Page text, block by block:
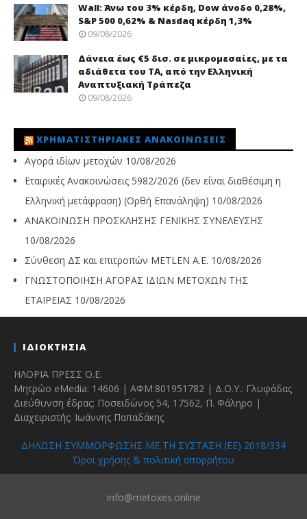
Wall: Άνω του 3% κέρδη, Dow άνοδο 0,28%,
S&P 500 0,62% & Nasdaq κέρδη 1,3%
09/08/2026
Δάνεια έως €5 δισ. σε μικρομεσαίες, με τα
αδιάθετα του ΤΑ, από την Ελληνική
Αναπτυξιακή Τράπεζα
09/08/2026
ΧΡΗΜΑΤΙΣΤΗΡΙΑΚΈΣ ΑΝΑΚΟΙΝΏΣΕΙΣ
Αγορά ιδίων μετοχών 10/08/2026
Εταιρικές Ανακοινώσεις 5982/2026 (δεν είναι διαθέσιμη η
Ελληνική μετάφραση) (Ορθή Επανάληψη) 10/08/2026
ΑΝΑΚΟΙΝΩΣΗ ΠΡΟΣΚΛΗΣΗΣ ΓΕΝΙΚΗΣ ΣΥΝΕΛΕΥΣΗΣ
10/08/2026
Σύνθεση ΔΣ και επιτροπών METLEN A.E. 10/08/2026
ΓΝΩΣΤΟΠΟΙΗΣΗ ΑΓΟΡΑΣ ΙΔΙΩΝ ΜΕΤΟΧΩΝ ΤΗΣ
ΕΤΑΙΡΕΙΑΣ 10/08/2026
ΙΔΙΟΚΤΗΣΙΑ
ΗΛΟΡΙΑ ΠΡΕΣΣ Ο.Ε.
Μητρώο eMedia: 14606 | ΑΦΜ:801951782 | Δ.Ο.Υ.: Γλυφάδας
Διεύθυνση έδρας: Ποσειδώνος 54, 17562, Π. Φάληρο |
Διαχειριστής: Ιωάννης Παπαδάκης
ΔΗΛΩΣΗ ΣΥΜΜΟΡΦΩΣΗΣ ΜΕ ΤΗ ΣΥΣΤΑΣΗ (ΕΕ) 2018/334
Όροι χρήσης & πολιτική απορρήτου
info@metoxes.online